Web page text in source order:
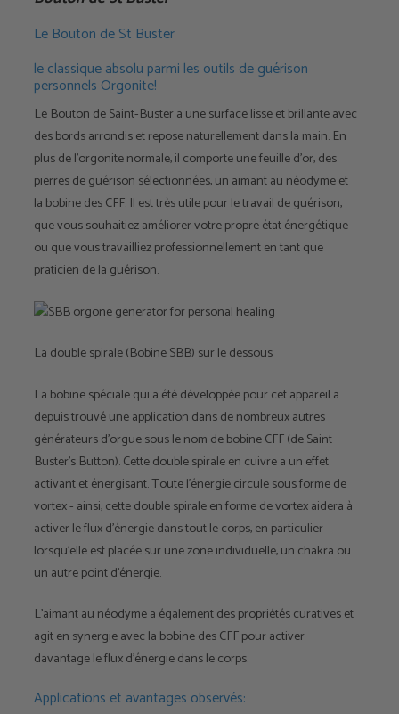
Le Bouton de St Buster
le classique absolu parmi les outils de guérison
personnels Orgonite!
Le Bouton de Saint-Buster a une surface lisse et brillante avec
des bords arrondis et repose naturellement dans la main. En
plus de l'orgonite normale, il comporte une feuille d'or, des
pierres de guérison sélectionnées, un aimant au néodyme et
la bobine des CFF. Il est très utile pour le travail de guérison,
que vous souhaitiez améliorer votre propre état énergétique
ou que vous travailliez professionnellement en tant que
praticien de la guérison.
La double spirale (Bobine SBB) sur le dessous
La bobine spéciale qui a été développée pour cet appareil a
depuis trouvé une application dans de nombreux autres
générateurs d'orgue sous le nom de bobine CFF (de Saint
Buster's Button). Cette double spirale en cuivre a un effet
activant et énergisant. Toute l'énergie circule sous forme de
vortex - ainsi, cette double spirale en forme de vortex aidera à
activer le flux d'énergie dans tout le corps, en particulier
lorsqu'elle est placée sur une zone individuelle, un chakra ou
un autre point d'énergie.
L'aimant au néodyme a également des propriétés curatives et
agit en synergie avec la bobine des CFF pour activer
davantage le flux d'énergie dans le corps.
Applications et avantages observés: